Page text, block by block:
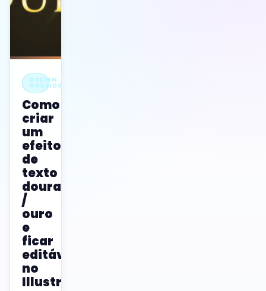
DESIGN
GRÁFICO
Como
criar
um
efeito
de
texto
dourado
/
ouro
e
ficar
editável
no
Illustrator